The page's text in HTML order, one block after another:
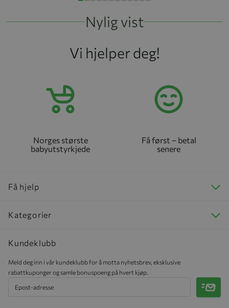
Nylig vist
Vi hjelper deg!
Norges største
babyutstyrkjede
Få først – betal
senere
Få hjelp
Kategorier
Kundeklubb
Meld deg inn i vår kundeklubb for å motta nyhetsbrev, eksklusive
rabattkuponger og samle bonuspoeng på hvert kjøp.
Meld